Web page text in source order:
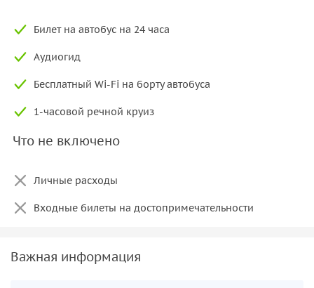
Билет на автобус на 24 часа
Аудиогид
Бесплатный Wi-Fi на борту автобуса
1-часовой речной круиз
Что не включено
Личные расходы
Входные билеты на достопримечательности
Важная информация